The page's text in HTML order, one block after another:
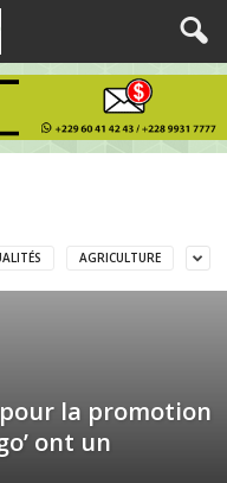
AGRICULTURE
pour la promotion
ont un